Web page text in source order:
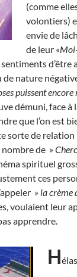
(comme
volontiers)
envie de
de leur «
d’être
nature
puissent encore
démuni, face à
que l’on est
sorte de relation
nombre de »
spirituel
ces
» la crème
voulaient leur
apprendre.
H